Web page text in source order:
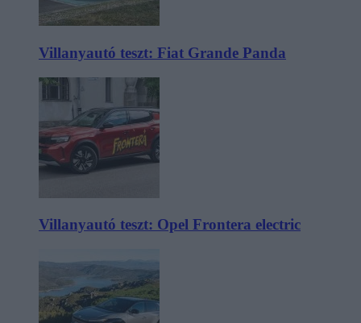
Villanyautó teszt: Fiat Grande Panda
Villanyautó teszt: Opel Frontera electric